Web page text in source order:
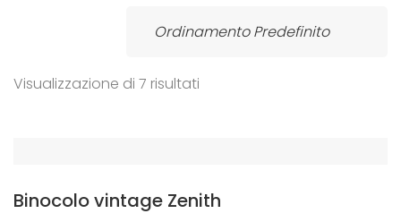
Visualizzazione di 7 risultati
Binocolo vintage Zenith